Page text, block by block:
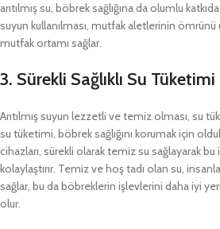
arıtılmış su, böbrek sağlığına da olumlu
suyun kullanılması, mutfak aletlerinin ömrünü
mutfak ortamı sağlar.
3. Sürekli Sağlıklı Su Tüketimi
Arıtılmış suyun lezzetli ve temiz olması, su
su tüketimi, böbrek sağlığını korumak için
cihazları, sürekli olarak temiz su sağlayarak bu
kolaylaştırır. Temiz ve hoş tadı olan su,
sağlar, bu da böbreklerin işlevlerini daha iyi
olur.